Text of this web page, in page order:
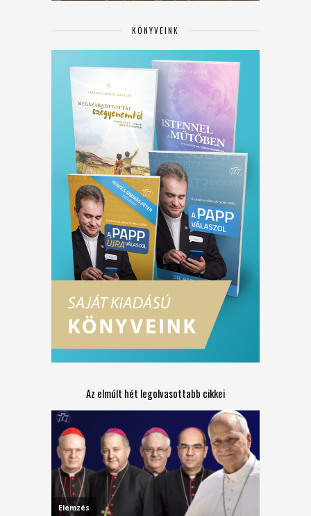
KÖNYVEINK
Az elmúlt hét legolvasottabb cikkei